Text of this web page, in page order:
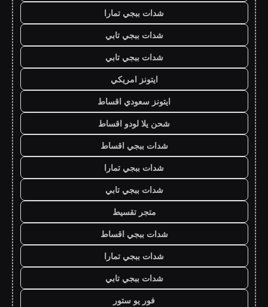
شدات ببجي تمارا
شدات ببجي تابي
شدات ببجي تابي
ايتونز امريكي
ايتونز سعودي اقساط
شحن يلا لودو اقساط
شدات ببجي اقساط
شدات ببجي تمارا
شدات ببجي تابي
متجر تقسيط
شدات ببجي اقساط
شدات ببجي تمارا
شدات ببجي تابي
فور يو ستور